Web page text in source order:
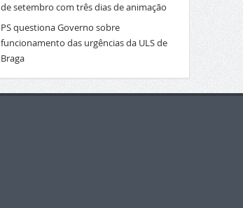
de setembro com três dias de animação
PS questiona Governo sobre
funcionamento das urgências da ULS de
Braga